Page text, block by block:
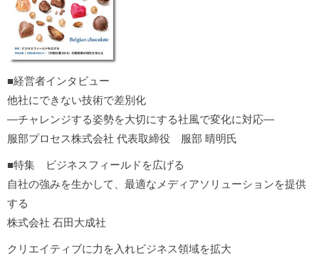
■経営者インタビュー
他社にできない技術で差別化
―チャレンジする姿勢を大切にする社風で変化に対応―
服部プロセス株式会社 代表取締役 服部 晴明氏
■特集 ビジネスフィールドを広げる
自社の強みを生かして、最適なメディアソリューションを提供
する
株式会社 石田大成社
クリエイティブに力を入れビジネス領域を拡大